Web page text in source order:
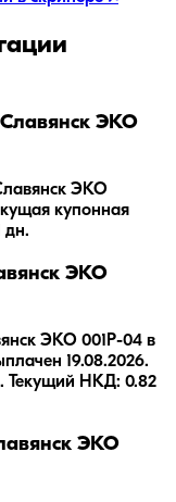
Славянск ЭКО
ЭКО
купонная
дн.
ЭКО
ЭКО 001Р-04 в
19.08.2026.
Текущий НКД: 0.82
ЭКО